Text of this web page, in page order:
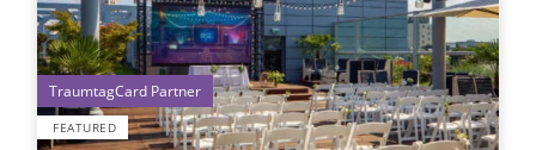
FEATURED
1